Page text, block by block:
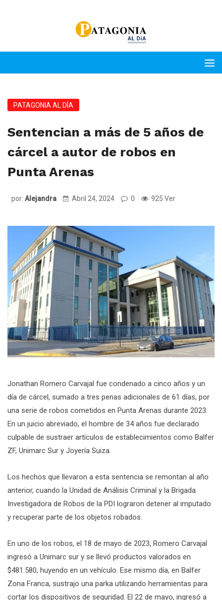
PATAGONIA AL DÍA
Sentencian a más de 5 años de
cárcel a autor de robos en
Punta Arenas
por: Alejandra Abril 24, 2024 0 925 Ver
Jonathan Romero Carvajal fue condenado a cinco años y un
día de cárcel, sumado a tres penas adicionales de 61 días, por
una serie de robos cometidos en Punta Arenas durante 2023.
En un juicio abreviado, el hombre de 34 años fue declarado
culpable de sustraer artículos de establecimientos como Balfer
ZF, Unimarc Sur y Joyería Suiza.
Los hechos que llevaron a esta sentencia se remontan al año
anterior, cuando la Unidad de Análisis Criminal y la Brigada
Investigadora de Robos de la PDI lograron detener al imputado
y recuperar parte de los objetos robados.
En uno de los robos, el 18 de mayo de 2023, Romero Carvajal
ingresó a Unimarc sur y se llevó productos valorados en
$481.580, huyendo en un vehículo. Ese mismo día, en Balfer
Zona Franca, sustrajo una parka utilizando herramientas para
cortar los dispositivos de seguridad. El 22 de mayo, ingresó a